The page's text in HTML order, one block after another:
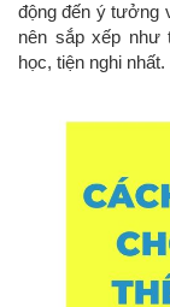
động đến ý tưởng
nên sắp xếp như
học, tiện nghi nhất.